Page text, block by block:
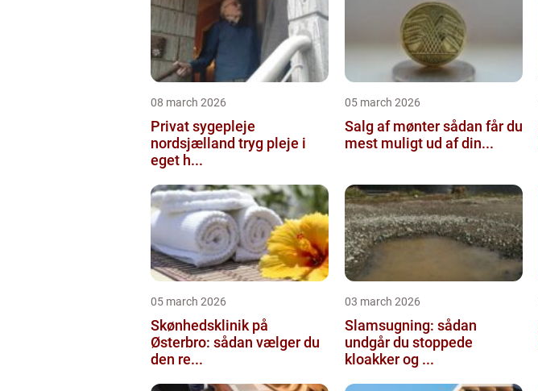
08 march 2026
Privat sygepleje
nordsjælland tryg pleje i
eget h...
05 march 2026
Salg af mønter sådan får du
mest muligt ud af din...
05 march 2026
Skønhedsklinik på
Østerbro: sådan vælger du
den re...
03 march 2026
Slamsugning: sådan
undgår du stoppede
kloakker og ...